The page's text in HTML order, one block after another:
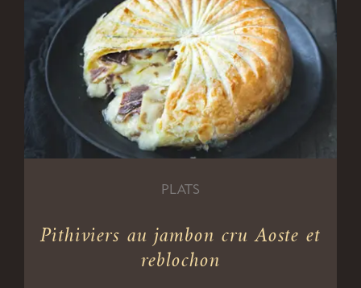
PLATS
Pithiviers au jambon cru Aoste et
reblochon